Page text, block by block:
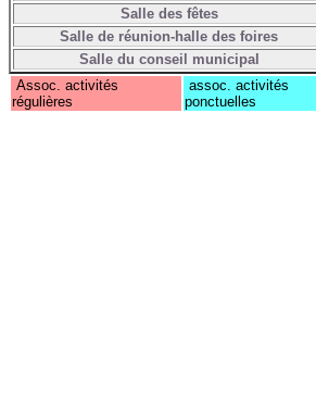
Salle des fêtes
Salle de réunion-halle des foires
Salle du conseil municipal
Assoc. activités
régulières
assoc. activités
ponctuelles